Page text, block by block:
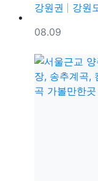
강원권
강원도
등록일
08.09